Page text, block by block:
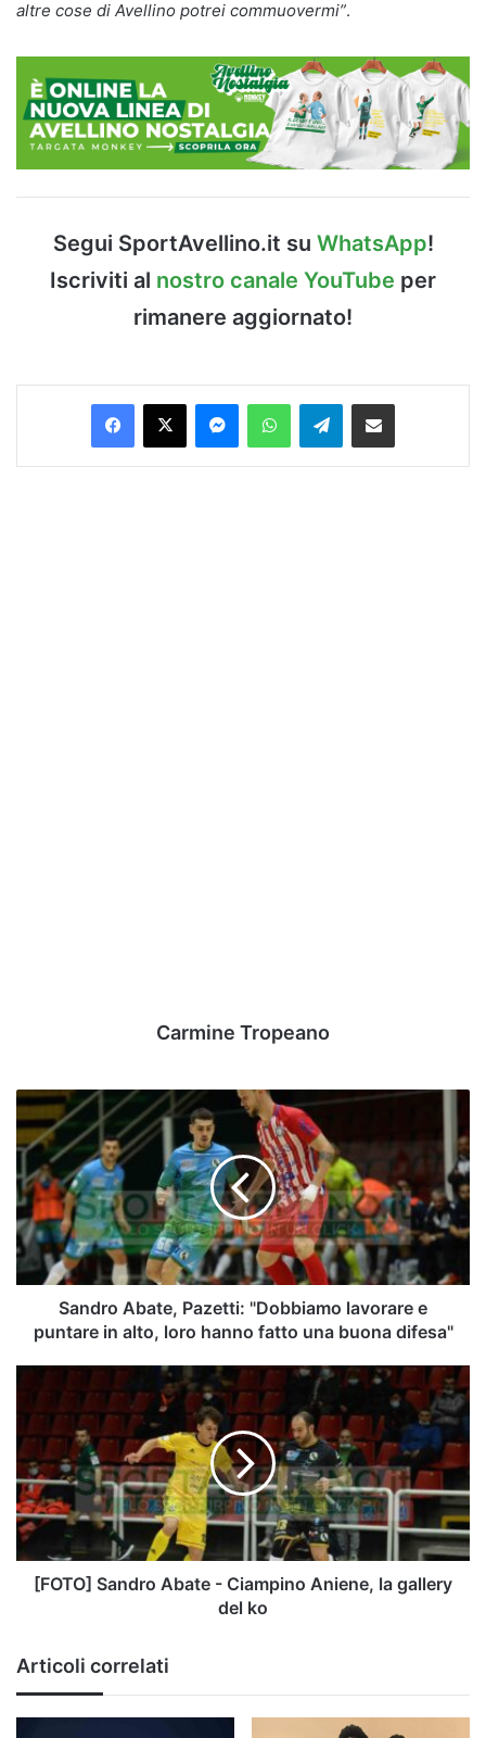
altre cose di Avellino potrei commuovermi”.
Segui SportAvellino.it su WhatsApp!
Iscriviti al nostro canale YouTube per
rimanere aggiornato!
Facebook
X MessengerWhatsAppTelegramCondividi via Email
Carmine Tropeano
Sandro
Abate,
Pazetti:
"Dobbiamo
lavorare
e
puntare
in
alto,
hanno
difesa"
Sandro Abate, Pazetti: "Dobbiamo lavorare e
puntare in alto, loro hanno fatto una buona difesa"
Abate
-
Ciampino
Aniene,
la
gallery
del
[FOTO] Sandro Abate - Ciampino Aniene, la gallery
del ko
Articoli correlati